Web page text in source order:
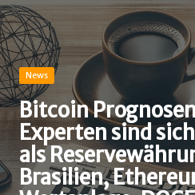
c
o
i
n
-
B
mehr
Posted
in
News
Bitcoin
Experten sind
als
Brasilien,